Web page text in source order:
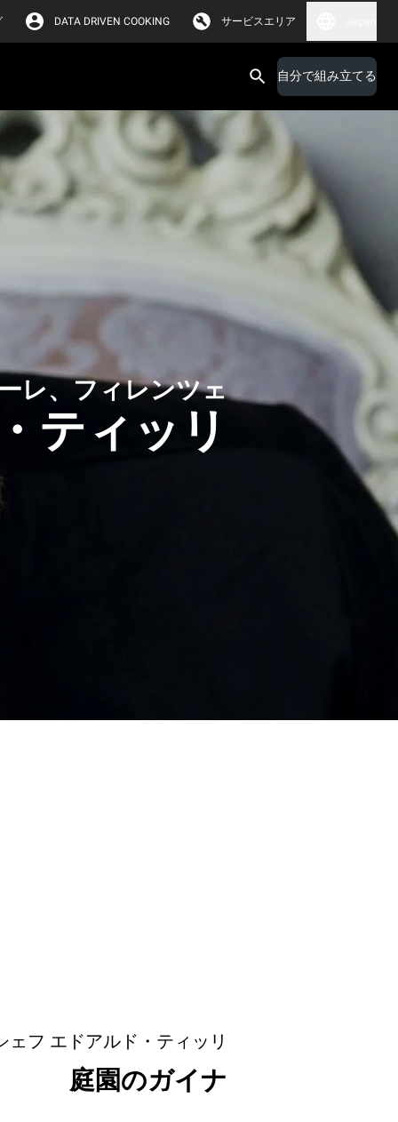
DATA DRIVEN COOKING サービスエリア
自分で組み立てる
レ、フィレンツェ
ティッリ
ェフ エドアルド・ティッリ
庭園のガイナ